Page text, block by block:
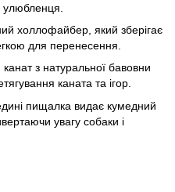
улюбленця.
холлофайбер, який зберігає
для перенесення.
з натуральної бавовни
каната та ігор.
пищалка видає кумедний
увагу собаки і